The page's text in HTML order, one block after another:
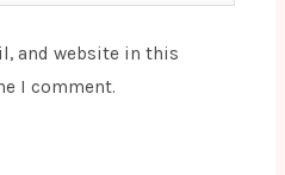
and website in this
I comment.